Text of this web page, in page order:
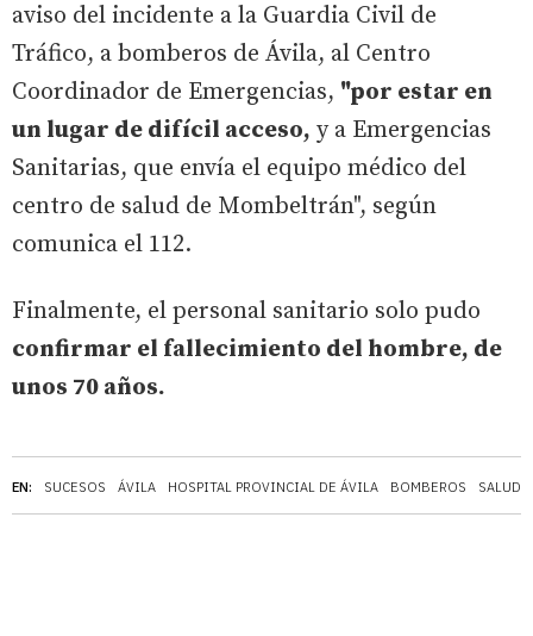
EN: SUCESOS ÁVILA HOSPITAL PROVINCIAL DE ÁVILA BOMBEROS SALUD
aviso del incidente a la Guardia Civil de
Tráfico, a bomberos de Ávila, al Centro
Coordinador de Emergencias, "por estar en
un lugar de difícil acceso, y a Emergencias
Sanitarias, que envía el equipo médico del
centro de salud de Mombeltrán", según
comunica el 112.
Finalmente, el personal sanitario solo pudo
confirmar el fallecimiento del hombre, de
unos 70 años.